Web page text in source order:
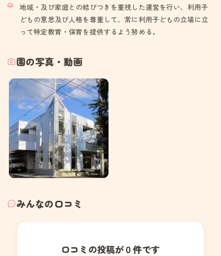
地域・及び家庭との結びつきを重視した運営を行い、利用子
どもの意思及び人格を尊重して、常に利用子どもの立場に立
って特定教育・保育を提供するよう努める。
園の写真・動画
みんなの口コミ
口コミの投稿が０件です